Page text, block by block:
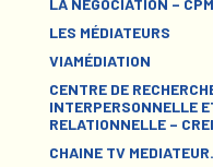
LES MÉDIATEURS
VIAMÉDIATION
CENTRE DE
INTERPERSONNELLE
RELATIONNELLE –
CHAINE TV